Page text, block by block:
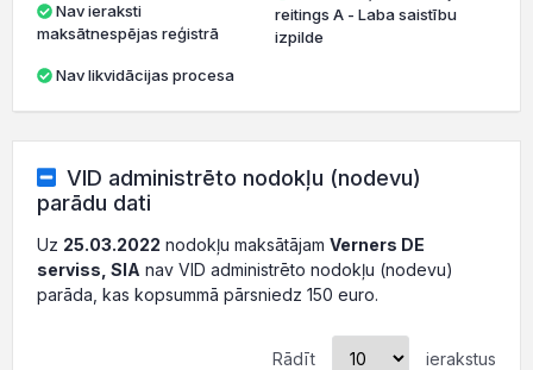
maksātnespējas reģistrā
Nav likvidācijas procesa
reitings A - Laba saistību
izpilde
VID administrēto nodokļu (nodevu)
parādu dati
Uz 25.03.2022 nodokļu maksātājam Verners DE
serviss, SIA nav VID administrēto nodokļu (nodevu)
parāda, kas kopsummā pārsniedz 150 euro.
Rādīt ierakstus